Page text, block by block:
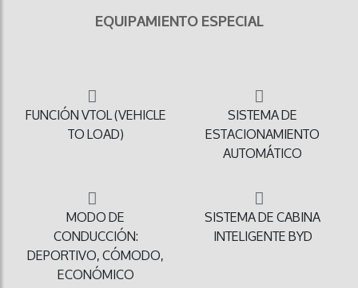
EQUIPAMIENTO ESPECIAL
FUNCIÓN VTOL (VEHICLE
TO LOAD)
SISTEMA DE
ESTACIONAMIENTO
AUTOMÁTICO
MODO DE
CONDUCCIÓN:
DEPORTIVO, CÓMODO,
ECONÓMICO
SISTEMA DE CABINA
INTELIGENTE BYD